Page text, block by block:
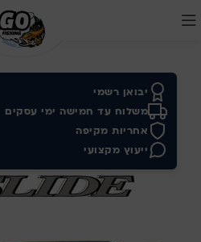
יבואן רשמי
משלוח עד חמישה ימי עסקים
אחריות מקיפה
ייעוץ מקצועי